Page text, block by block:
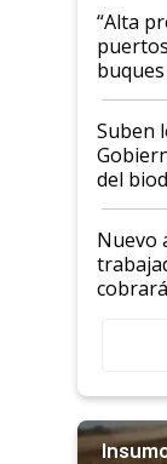
“Alta
la
Suben
del
Nuevo